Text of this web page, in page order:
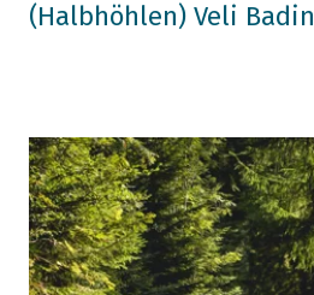
(Halbhöhlen) Veli Badin